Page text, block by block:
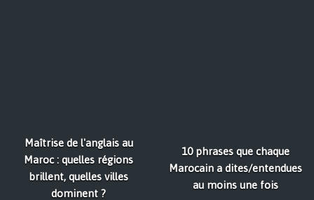
Maîtrise de l'anglais au
Maroc : quelles régions
brillent, quelles villes
dominent ?
10 phrases que chaque
Marocain a dites/entendues
au moins une fois